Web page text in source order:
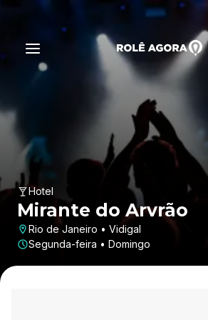
Hotel
Mirante do Arvrão
Rio de Janeiro • Vidigal
Segunda-feira • Domingo